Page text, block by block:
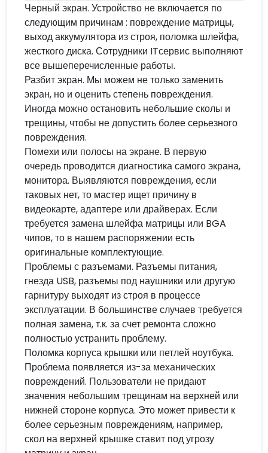
Черный экран. Устройство не включается по
следующим причинам : повреждение матрицы,
выход аккумулятора из строя, поломка шлейфа,
жесткого диска. Сотрудники ITсервис выполняют
все вышеперечисленные работы.
Разбит экран. Мы можем не только заменить
экран, но и оценить степень повреждения.
Иногда можно остановить небольшие сколы и
трещины, чтобы не допустить более серьезного
повреждения.
Помехи или полосы на экране. В первую
очередь проводится диагностика самого экрана,
монитора. Выявляются повреждения, если
таковых нет, то мастер ищет причину в
видеокарте, адаптере или драйверах. Если
требуется замена шлейфа матрицы или BGA
чипов, то в нашем распоряжении есть
оригинальные комплектующие.
Проблемы с разъемами. Разъемы питания,
гнезда USB, разъемы под наушники или другую
гарнитуру выходят из строя в процессе
эксплуатации. В большинстве случаев требуется
полная замена, т.к. за счет ремонта сложно
полностью устранить проблему.
Поломка корпуса крышки или петлей ноутбука.
Проблема появляется из-за механических
повреждений. Пользователи не придают
значения небольшим трещинам на верхней или
нижней стороне корпуса. Это может привести к
более серьезным повреждениям, например,
скол на верхней крышке ставит под угрозу